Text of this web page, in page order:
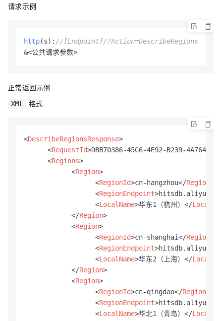
请求示例
http(s) : //[Endpoint]/?Action=DescribeRegions
&<公共请求参数>
正常返回示例
XML 格式
<DescribeRegionsResponse>
<RequestId>DBB70386-45C6-4E92-B239-
<Regions>
<Region>
<RegionId>cn-hangzhou</RegionId
<RegionEndpoint>
<LocalName>华东1（杭州） </
</Region>
<Region>
<RegionId>cn-shanghai</RegionId
<RegionEndpoint>
<LocalName>华东2（上海） </
</Region>
<Region>
<RegionId>cn-qingdao</RegionId
<RegionEndpoint>
<LocalName>华北1（青岛） </